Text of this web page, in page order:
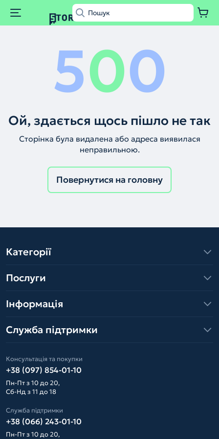
500
Ой, здається щось пішло не так
Сторінка була видалена або адреса виявилася
неправильною.
Повернутися на головну
Категорії
Послуги
Інформація
Служба підтримки
Консультація та покупки
+38 (097) 854-01-10
Пн-Пт з 10 до 20,
Сб-Нд з 11 до 18
Служба підтримки
+38 (066) 243-01-10
Пн-Пт з 10 до 20,